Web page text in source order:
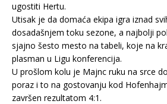
ugostiti Hertu.
Utisak je da domaća ekipa igra iznad
dosadašnjem toku sezone, a najbolji
sjajno šesto mesto na tabeli, koje na
plasman u Ligu konferencija.
U prošlom kolu je Majnc ruku na srce
poraz i to na gostovanju kod
završen rezultatom 4:1.